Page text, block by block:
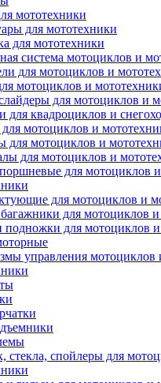
мототехники
для мототехники
для мототехники
система мотоциклов и
для мотоциклов и
мотоциклов и
для мотоциклов и
для квадроциклов и
для мотоциклов и
для мотоциклов и
для мотоциклов и
для мотоциклов и
для мотоциклов и
для мотоциклов и
подножки для мотоциклов
управления мотоциклов
стекла, спойлеры для